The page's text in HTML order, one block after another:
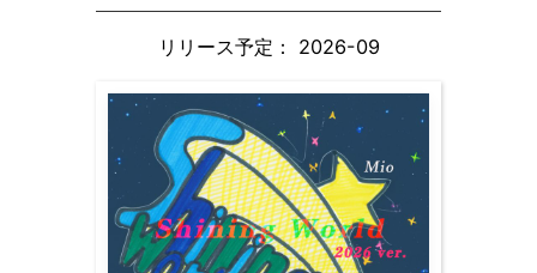
リリース予定： 2026-09